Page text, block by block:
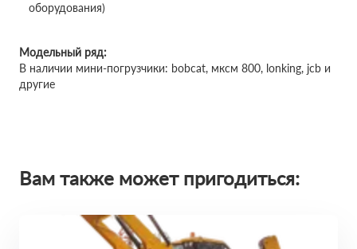
оборудования)
Модельный ряд:
В наличии мини-погрузчики: bobcat, мксм 800, lonking, jcb и
другие
Вам также может пригодиться: